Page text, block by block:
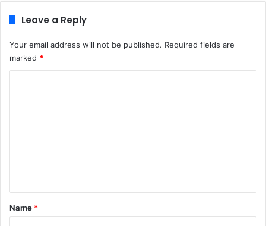
Leave a Reply
Your email address will not be published. Required fields are
marked *
*
Name *